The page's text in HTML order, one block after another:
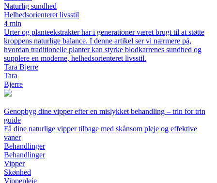
Naturlig sundhed
Helhedsorienteret livsstil
4 min
Urter og planteekstrakter har i generationer været brugt til at støtte
kroppens naturlige balance. I denne artikel ser vi nærmere på,
hvordan traditionelle planter kan styrke blodkarrenes sundhed og
supplere en moderne, helhedsorienteret livsstil.
Tara Bjerre
Tara
Bjerre
Genopbyg dine vipper efter en mislykket behandling – trin for trin
guide
Få dine naturlige vipper tilbage med skånsom pleje og effektive
vaner
Behandlinger
Behandlinger
Vipper
Skønhed
Vippepleje